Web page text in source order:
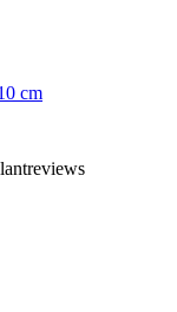
cm